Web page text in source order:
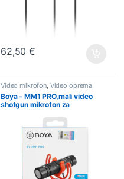
62,50€
Video mikrofon, Video oprema
Boya – MM1 PRO,mali video
shotgun mikrofon za